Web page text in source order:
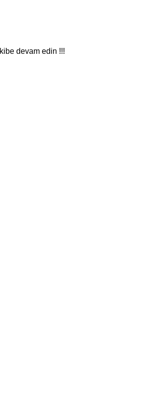
devam edin !!!